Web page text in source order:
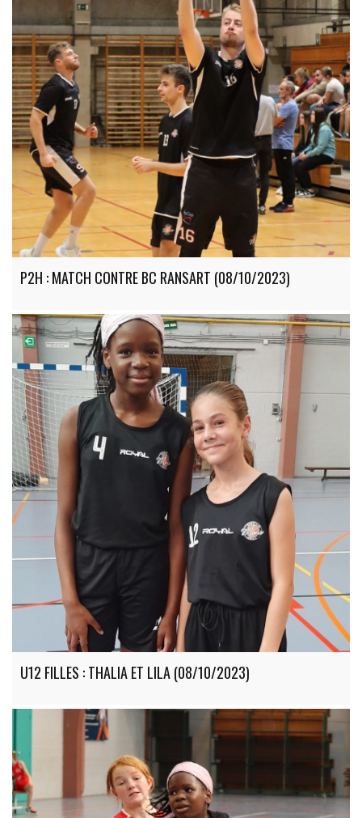
P2H : MATCH CONTRE BC RANSART (08/10/2023)
U12 FILLES : THALIA ET LILA (08/10/2023)